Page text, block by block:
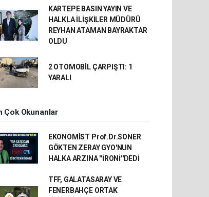
KARTEPE BASIN YAYIN VE
HALKLA İLİŞKİLER MÜDÜRÜ
REYHAN ATAMAN BAYRAKTAR
OLDU
2 OTOMOBİL ÇARPIŞTI: 1
YARALI
Çok Okunanlar
EKONOMİST Prof.Dr.SONER
GÖKTEN ZERAY GYO'NUN
HALKA ARZINA ''İRONİ''DEDİ
TFF, GALATASARAY VE
FENERBAHÇE ORTAK